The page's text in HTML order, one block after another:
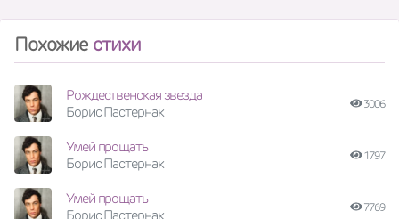
Похожие стихи
Рождественская звезда
Борис Пастернак
3006
Умей прощать
Борис Пастернак
1797
Умей прощать
Борис Пастернак
7769